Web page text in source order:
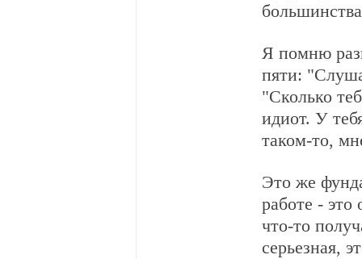
Я помню
пяти:
"Сколько
идиот. У
таком-то,
Это же
работе -
что-то
серьезная,